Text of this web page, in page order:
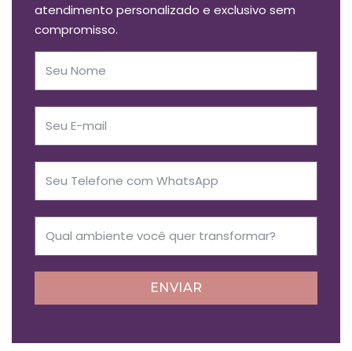
atendimento personalizado e exclusivo sem
compromisso.
ENVIAR